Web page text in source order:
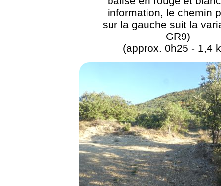
information, le chemin
sur la gauche suit la
GR9)
(approx. 0h25 - 1,4